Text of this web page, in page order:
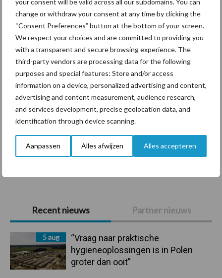
change or withdraw your consent at any time by clicking the
“Consent Preferences” button at the bottom of your screen.
We respect your choices and are committed to providing you
with a transparent and secure browsing experience. The
third-party vendors are processing data for the following
purposes and special features: Store and/or access
information on a device, personalized advertising and content,
advertising and content measurement, audience research,
and services development, precise geolocation data, and
identification through device scanning.
Aanpassen Alles afwijzen Alles accepteren
Primaire
Sidebar
Recent nieuws Partner nieuws
5 aug
“Vraag naar praktische
hygieneoplossingen is in Polen
groter dan ooit”
Themapagina's
Diergezondheid Bemesting Fokkerij
Compost Dierlijke mest